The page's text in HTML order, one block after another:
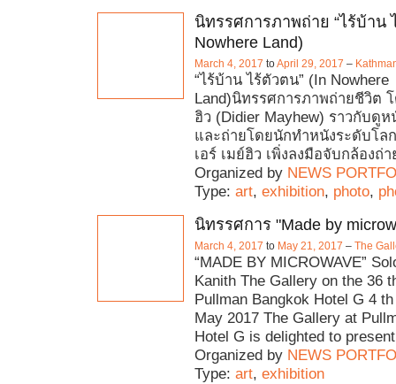
นิทรรศการภาพถ่าย “ไร้บ้าน
Nowhere Land)
March 4, 2017 toApril 29, 2017 –
“ไร้บ้าน ไร้ตัวตน” (In Nowhere
Land)นิทรรศการภาพถ่ายชีวิต
ฮิว (Didier Mayhew) ราวกับดู
และถ่ายโดยนักทำหนังระดับโล
เอร์ เมย์ฮิว เพิ่งลงมือจับกล้องถ่า
Organized by NEWS
Type: art, exhibition, photo,
นิทรรศการ "Made by
March 4, 2017 to May 21, 2017 – The
“MADE BY MICROWAVE”
Kanith The Gallery on the 36
Pullman Bangkok Hotel G 4
May 2017 The Gallery at
Hotel G is delighted to
Organized by NEWS
Type: art, exhibition